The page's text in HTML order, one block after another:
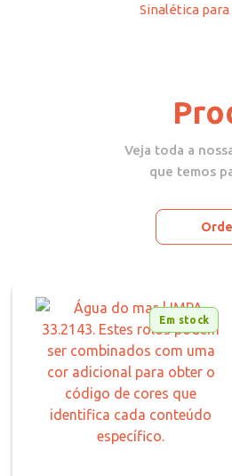
Sinalética para
Veja toda a
que temos
Em stock